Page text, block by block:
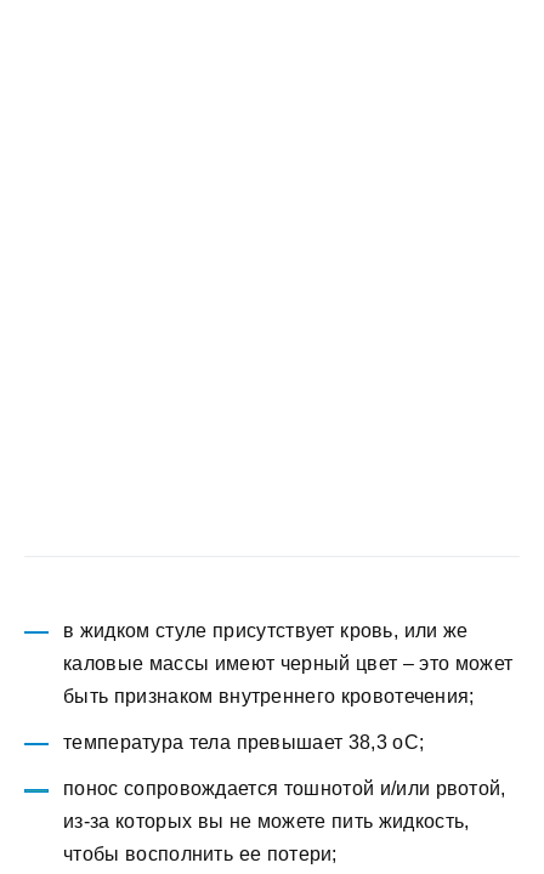
в жидком стуле присутствует кровь, или же
каловые массы имеют черный цвет – это может
быть признаком внутреннего кровотечения;
температура тела превышает 38,3 оС;
понос сопровождается тошнотой и/или рвотой,
из-за которых вы не можете пить жидкость,
чтобы восполнить ее потери;